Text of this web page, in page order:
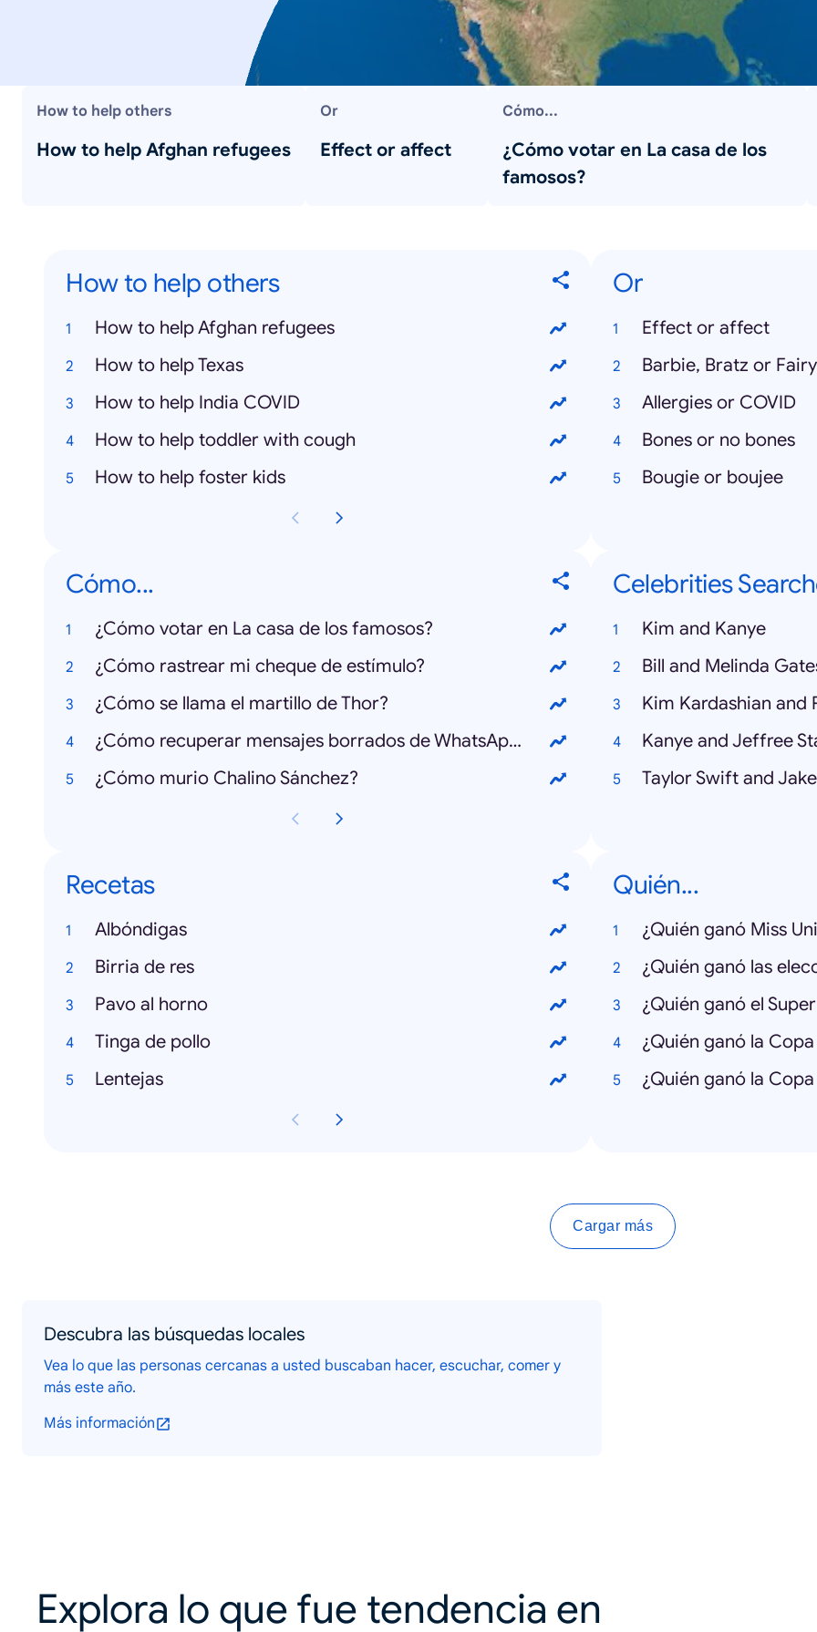
How to help others
How to help Afghan refugees
Or
Effect or affect
Cómo...
¿Cómo votar en La casa de los
famosos?
How to help others
How to help Afghan refugees
How to help Texas
How to help India COVID
How to help toddler with cough
How to help foster kids
Or
Effect or affect
Barbie, Bratz or Fairy
Allergies or COVID
Bones or no bones
Bougie or boujee
Cómo...
¿Cómo votar en La casa de los famosos?
¿Cómo rastrear mi cheque de estímulo?
¿Cómo se llama el martillo de Thor?
¿Cómo recuperar mensajes borrados de WhatsApp?
¿Cómo murio Chalino Sánchez?
Celebrities
Kim and Kanye
Bill and Melinda
Kim Kardashian and
Kanye and Jeffree
Taylor Swift and
Recetas
Albóndigas
Birria de res
Pavo al horno
Tinga de pollo
Lentejas
Quién...
¿Quién ganó Miss
¿Quién ganó las
¿Quién ganó el
¿Quién ganó la
¿Quién ganó la
Cargar más
Descubra las búsquedas locales
Vea lo que las personas cercanas a usted buscaban hacer, escuchar, comer y
más este año.
Más información
Explora lo que fue tendencia en